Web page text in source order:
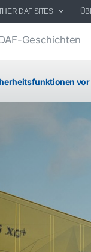
DAF SITES
Geschichten
vor